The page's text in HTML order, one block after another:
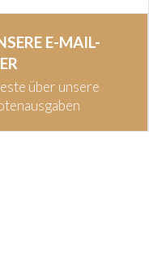
E-MAIL-
über unsere